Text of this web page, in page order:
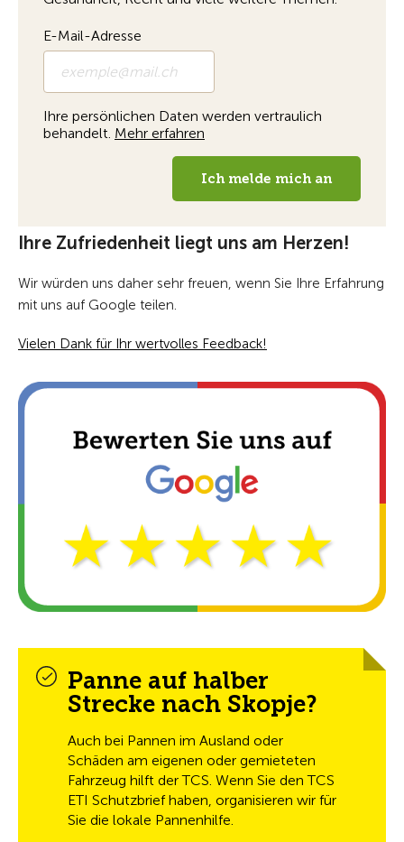
Ihre Zufriedenheit liegt uns am Herzen!
Wir würden uns daher sehr freuen, wenn Sie Ihre Erfahrung
mit uns auf Google teilen.
Vielen Dank für Ihr wertvolles Feedback!
Panne auf halber
Strecke nach Skopje?
Auch bei Pannen im Ausland oder
Schäden am eigenen oder gemieteten
Fahrzeug hilft der TCS. Wenn Sie den TCS
ETI Schutzbrief haben, organisieren wir für
Sie die lokale Pannenhilfe.